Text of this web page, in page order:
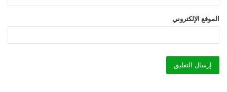
الموقع الإلكتروني